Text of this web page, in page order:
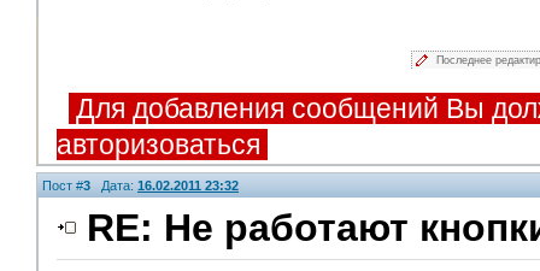
Последнее
Для добавления сообщений Вы
авторизоваться
Пост #3 Дата: 16.02.2011 23:32
RE: Не работают